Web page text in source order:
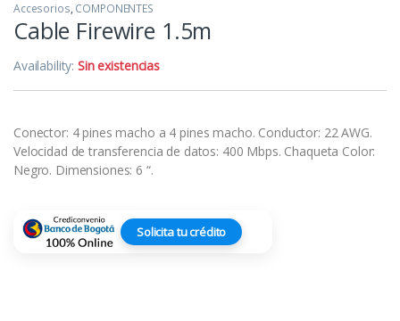
Accesorios, COMPONENTES
Cable Firewire 1.5m
Availability:Sin existencias
Conector: 4 pines macho a 4 pines macho. Conductor: 22 AWG.
Velocidad de transferencia de datos: 400 Mbps. Chaqueta Color:
Negro. Dimensiones: 6 “.
Solicita tu crédito